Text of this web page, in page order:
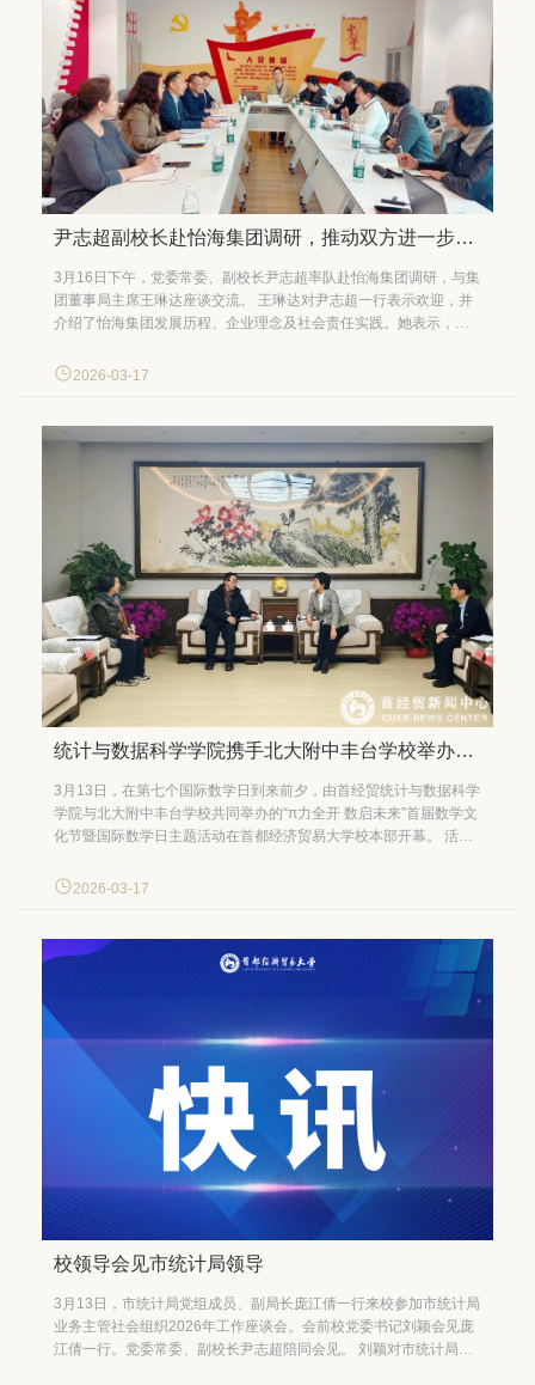
尹志超副校长赴怡海集团调研，推动双方进一步务实合作
3月16日下午，党委常委、副校长尹志超率队赴怡海集团调研，与集
团董事局主席王琳达座谈交流。 王琳达对尹志超一行表示欢迎，并
介绍了怡海集团发展历程、企业理念及社会责任实践。她表示，集
域加强协同，积极探索校企协同育人机制，共同构建形式多样的实
2026-03-17
统计与数据科学学院携手北大附中丰台学校举办数学文化节，刘颖书记会见中学校领导共话协同育人
3月13日，在第七个国际数学日到来前夕，由首经贸统计与数据科学
学院与北大附中丰台学校共同举办的“π力全开 数启未来”首届数学文
化节暨国际数学日主题活动在首都经济贸易大学校本部开幕。 活动
李建忠、执行校长于璇，首经贸党委副书记欧阳沁陪同。首经贸党
2026-03-17
校领导会见市统计局领导
3月13日，市统计局党组成员、副局长庞江倩一行来校参加市统计局
业务主管社会组织2026年工作座谈会。会前校党委书记刘颖会见庞
江倩一行。党委常委、副校长尹志超陪同会见。 刘颖对市统计局领